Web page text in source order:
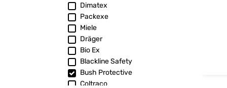
Dimatex
Packexe
Miele
Dräger
Bio Ex
Blackline Safety
Bush Protective
Coltraco